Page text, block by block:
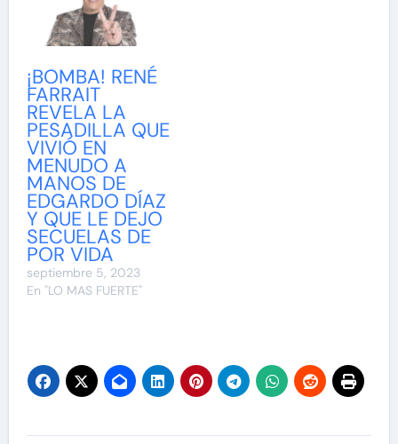
¡BOMBA! RENÉ
FARRAIT
REVELA LA
PESADILLA QUE
VIVIÓ EN
MENUDO A
MANOS DE
EDGARDO DÍAZ
Y QUE LE DEJO
SECUELAS DE
POR VIDA
septiembre 5, 2023
En "LO MAS FUERTE"